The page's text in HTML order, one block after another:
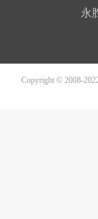
永
Copyright © 2008-